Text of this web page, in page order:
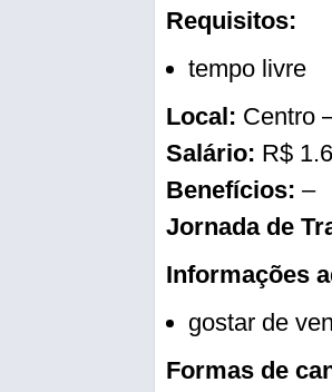
Requisitos:
tempo livre
Local: Centro
Salário: R$
Benefícios: –
Jornada de
Informações
gostar de
Formas de